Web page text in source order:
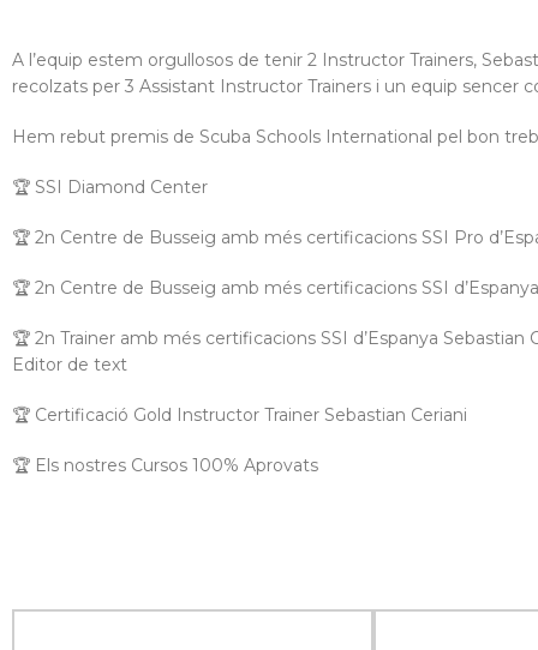
A l’equip estem orgullosos de tenir 2 Instructor Trainers,
recolzats per 3 Assistant Instructor Trainers i un equip
Hem rebut premis de Scuba Schools International pel bon
🏆 SSI Diamond Center
🏆 2n Centre de Busseig amb més certificacions SSI Pro
🏆 2n Centre de Busseig amb més certificacions SSI d’Espanya
🏆 2n Trainer amb més certificacions SSI d’Espanya Sebastian
Editor de text
🏆 Certificació Gold Instructor Trainer Sebastian Ceriani
🏆 Els nostres Cursos 100% Aprovats